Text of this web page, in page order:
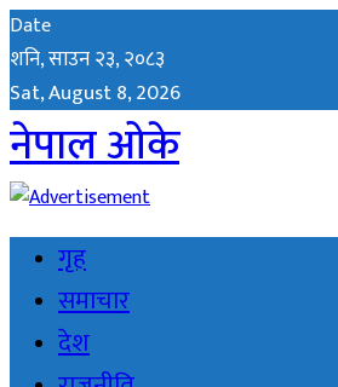
Date
शनि, साउन २३, २०८३
Sat, August 8, 2026
नेपाल ओके
गृह
समाचार
देश